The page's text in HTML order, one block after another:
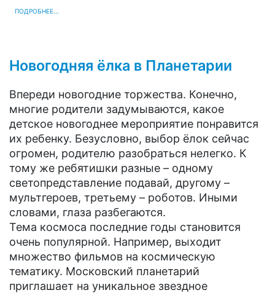
ПОДРОБНЕЕ...
Новогодняя ёлка в Планетарии
Впереди новогодние торжества. Конечно,
многие родители задумываются, какое
детское новогоднее мероприятие понравится
их ребенку. Безусловно, выбор ёлок сейчас
огромен, родителю разобраться нелегко. К
тому же ребятишки разные – одному
светопредставление подавай, другому –
мультгероев, третьему – роботов. Иными
словами, глаза разбегаются.
Тема космоса последние годы становится
очень популярной. Например, выходит
множество фильмов на космическую
тематику. Московский планетарий
приглашает на уникальное звездное